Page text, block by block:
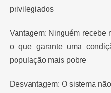
privilegiados
Vantagem: Ninguém recebe
o que garante uma
população mais pobre
Desvantagem: O sistema